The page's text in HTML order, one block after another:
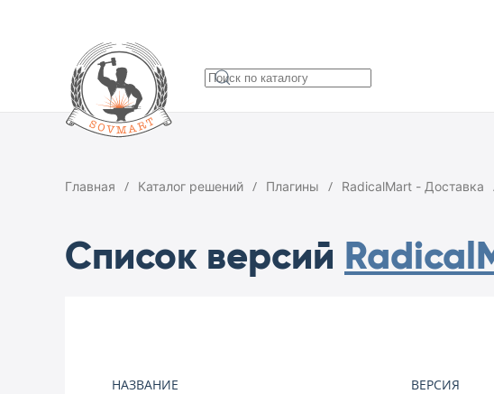
Главная Каталог решений Плагины RadicalMart - Доставка
Список версий
НАЗВАНИЕ ВЕРСИЯ